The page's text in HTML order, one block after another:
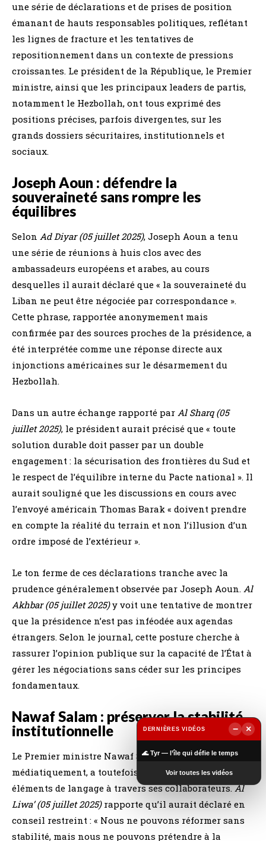
une série de déclarations et de prises de position
émanant de hauts responsables politiques, reflétant
les lignes de fracture et les tentatives de
repositionnement dans un contexte de pressions
croissantes. Le président de la République, le Premier
ministre, ainsi que les principaux leaders de partis,
notamment le Hezbollah, ont tous exprimé des
positions précises, parfois divergentes, sur les
grands dossiers sécuritaires, institutionnels et
sociaux.
Joseph Aoun : défendre la
souveraineté sans rompre les
équilibres
Selon Ad Diyar (05 juillet 2025), Joseph Aoun a tenu
une série de réunions à huis clos avec des
ambassadeurs européens et arabes, au cours
desquelles il aurait déclaré que « la souveraineté du
Liban ne peut être négociée par correspondance ».
Cette phrase, rapportée anonymement mais
confirmée par des sources proches de la présidence, a
été interprétée comme une réponse directe aux
injonctions américaines sur le désarmement du
Hezbollah.
Dans un autre échange rapporté par Al Sharq (05
juillet 2025), le président aurait précisé que « toute
solution durable doit passer par un double
engagement : la sécurisation des frontières du Sud et
le respect de l’équilibre interne du Pacte national ». Il
aurait souligné que les discussions en cours avec
l’envoyé américain Thomas Barak « doivent prendre
en compte la réalité du terrain et non l’illusion d’un
ordre imposé de l’extérieur ».
Le ton ferme de ces déclarations tranche avec la
prudence généralement observée par Joseph Aoun. Al
Akhbar (05 juillet 2025)y voit une tentative de montrer
que la présidence n’est pas inféodée aux agendas
étrangers. Selon le journal, cette posture cherche à
rassurer l’opinion publique sur la capacité de l’État à
gérer les négociations sans céder sur les principes
fondamentaux.
Nawaf Salam : préserver la stabilité
institutionnelle
Le Premier ministre Nawaf Salam, plus discret
médiatiquement, a toutefois laissé filtrer plusieurs
éléments de langage à travers ses collaborateurs.Al
Liwa’ (05 juillet 2025)rapporte qu’il aurait déclaré en
conseil restreint : « Nous ne pouvons réformer sans
stabilité, mais nous ne pouvons prétendre à la
DERNIÈRES VIDÉOS −
×
🌊 Tyr — l’île qui défie le temps
Voir toutes les vidéos